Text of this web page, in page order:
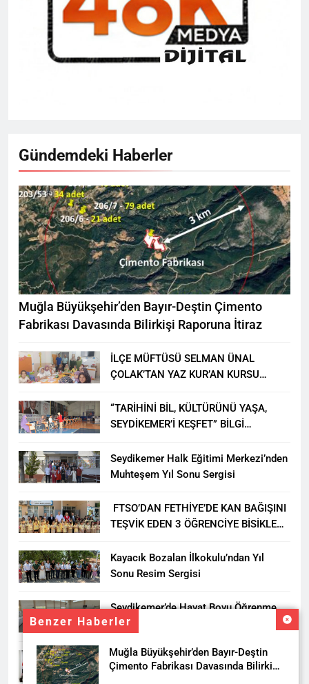
Benzer Haberler
Muğla Büyükşehir’den Bayır-Deştin
Çimento Fabrikası Davasında Bilirkişi
Gündemdeki Haberler
Muğla Büyükşehir’den Bayır-Deştin Çimento
Fabrikası Davasında Bilirkişi Raporuna İtiraz
İLÇE MÜFTÜSÜ SELMAN ÜNAL
ÇOLAK’TAN YAZ KUR’AN KURSU
“TARİHİNİ BİL, KÜLTÜRÜNÜ YAŞA,
SEYDİKEMER’İ KEŞFET” BİLGİ
Seydikemer Halk Eğitimi Merkezi’nden
Muhteşem Yıl Sonu Sergisi
FTSO’DAN FETHİYE’DE KAN BAĞIŞINI
TEŞVİK EDEN 3 ÖĞRENCİYE BİSİKLET
Kayacık Bozalan İlkokulu’ndan Yıl
Sonu Resim Sergisi
Seydikemer’de Hayat Boyu Öğrenme
Haftası Kadıköy Sergisiyle Başladı
DALAMAN KENT PARK PROJESİ İÇİN
BAŞKAN DURMUŞ’A YETKİ VERİLDİ